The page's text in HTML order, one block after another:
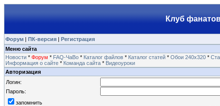
Клуб
Форум | ПК-версия | Регистрация
Меню сайта
Новости * Форум * FAQ-ЧаВо * Каталог файлов * Каталог статей * Обои 240х320 *
Информация о сайте * Команда сайта * Видеоуроки
Авторизация
Логин:
Пароль:
запомнить